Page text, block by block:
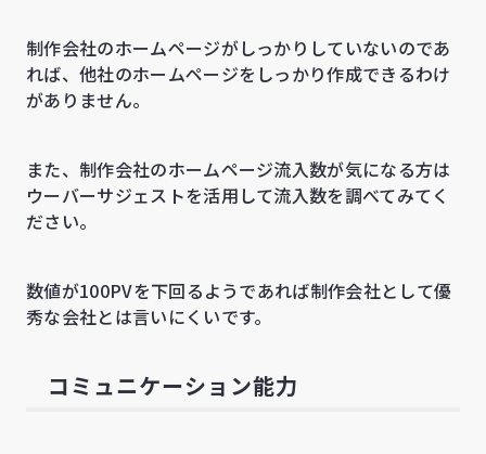
制作会社のホームページがしっかりしていないのであ
れば、他社のホームページをしっかり作成できるわけ
がありません。
また、制作会社のホームページ流入数が気になる方は
ウーバーサジェストを活用して流入数を調べてみてく
ださい。
数値が100PVを下回るようであれば制作会社として優
秀な会社とは言いにくいです。
コミュニケーション能力